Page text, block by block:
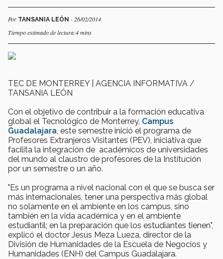
Por TANSANIA LEÓN - 26/02/2014
Tiempo estimado de lectura:4 mins
TEC DE MONTERREY | AGENCIA INFORMATIVA /
TANSANIA LEÓN
Con el objetivo de contribuir a la formación educativa
global el Tecnológico de Monterrey, Campus
Guadalajara , este semestre inició el programa de
Profesores Extranjeros Visitantes (PEV), iniciativa que
facilita la integración de académicos de universidades
del mundo al claustro de profesores de la Institución
por un semestre o un año.
"Es un programa a nivel nacional con el que se busca ser
más internacionales, tener una perspectiva más global
no solamente en el ambiente en los campus, sino
también en la vida académica y en el ambiente
estudiantil; en la preparación que los estudiantes tienen",
explicó el doctor Jesús Meza Lueza, director de la
División de Humanidades de la Escuela de Negocios y
Humanidades (ENH) del Campus Guadalajara.